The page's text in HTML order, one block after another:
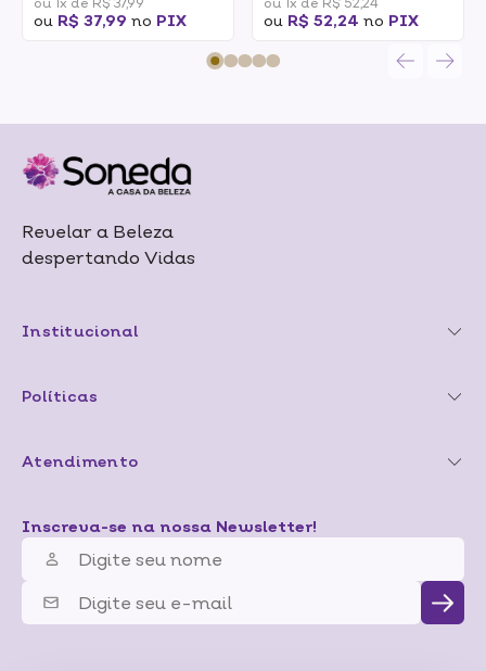
ou R$ 37,99 no PIX ou R$ 52,24 no PIX
Revelar a Beleza
despertando Vidas
Institucional
Políticas
Atendimento
Inscreva-se na nossa Newsletter!